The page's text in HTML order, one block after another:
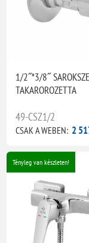
1/2˝*3/8˝
TAKAROROZETTA
49-CSZ1/2
CSAK A WEBEN: 2
Tényleg van készleten!